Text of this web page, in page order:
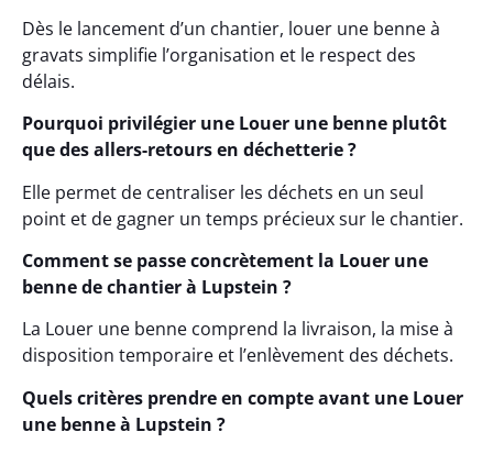
Dès le lancement d’un chantier, louer une benne à
gravats simplifie l’organisation et le respect des
délais.
Pourquoi privilégier une Louer une benne plutôt
que des allers-retours en déchetterie ?
Elle permet de centraliser les déchets en un seul
point et de gagner un temps précieux sur le chantier.
Comment se passe concrètement la Louer une
benne de chantier à Lupstein ?
La Louer une benne comprend la livraison, la mise à
disposition temporaire et l’enlèvement des déchets.
Quels critères prendre en compte avant une Louer
une benne à Lupstein ?